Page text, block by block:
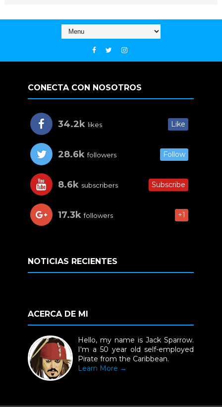
CONECTA CON NOSOTROS
34.2k likes Like
28.6k followers Follow
8.6k subscribers Subscribe
17.3k followers +1
NOTICIAS RECIENTES
ACERCA DE MI
Hello, my name is Jack Sparrow.
I'm a 50 year old self-employed
Pirate from the Caribbean.
Learn More →